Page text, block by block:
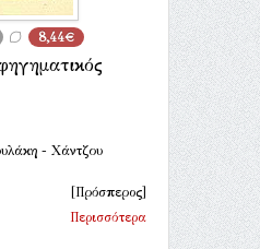
8,44€
- Χάντζου
[Πρόσπερος]
Περισσότερα